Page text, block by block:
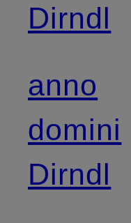
Dirndl
anno
domini
Dirndl